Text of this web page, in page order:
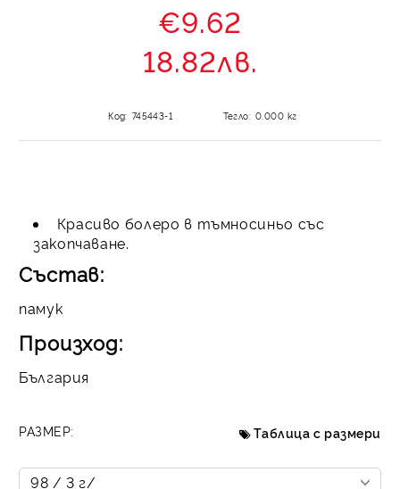
€9.62
18.82лв.
Код: 745443-1 Тегло: 0.000 кг
Красиво болеро в тъмносиньо със
закопчаване.
Състав:
памук
Произход:
България
РАЗМЕР: Таблица с размери